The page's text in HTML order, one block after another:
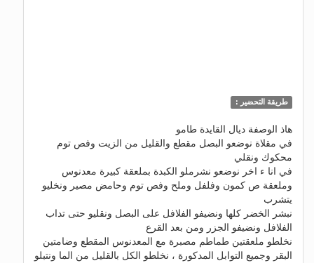
طريقة التحضير :
هاذ الوصفة ديال القايدة طامو
في مقلاة نوضعو البصل مقطع والقليل من الزيت وفص توم
محكوك ونقلي
في انا ء اخر نوضعو نشرملو الكبدة بملعقة كبيرة معدنوس
وملعقة ص كمون وفلفل وملح وفص توم وحامض مصير ونخليو
يتشرب
نبشر الخضر كلها ونضيفو الفلافل على البصل ونقليو حتى تداب
الفلافل ونضيفو الجزر ومن بعد القرع
نخلطو ملعقتين طماطم مصبرة مع المعدنوس المقطع وضامتين
البقر وجميع التوابل المدكورة ، نخلطو الكل بالقليل من الما ونتبلو